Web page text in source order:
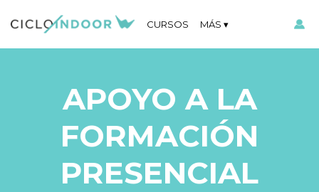
CURSOS MÁS
APOYO A LA
FORMACIÓN
PRESENCIAL